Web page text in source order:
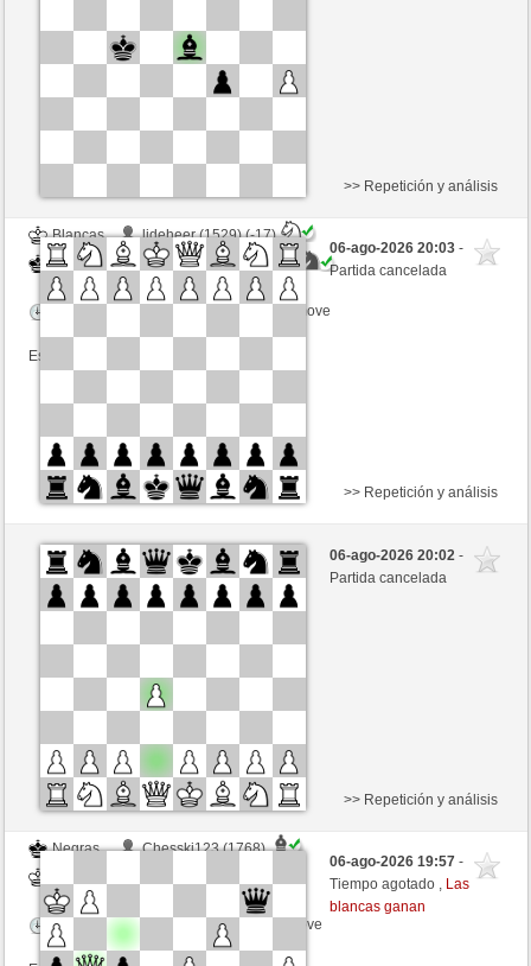
Esta partida es por puntos
Blancas
ljdeheer (1529) (-17)
Negras
mikisneki1 (1510) (+17)
Tiempo: 10 minutes/side + 0 seconds/move
Esta partida es por puntos
>> Repetición y análisis
06-ago-2026 20:03-
Partida cancelada
Blancas
coco180 (1453)
Negras
mikisneki1 (1510)
>> Repetición y análisis
06-ago-2026 20:02-
Partida cancelada
Negras
Chesski123 (1768)
Tiempo: 5 minutes/side + 1 seconds/move
>> Repetición y análisis
06-ago-2026 19:57-
Tiempo agotado , Las
blancas ganan